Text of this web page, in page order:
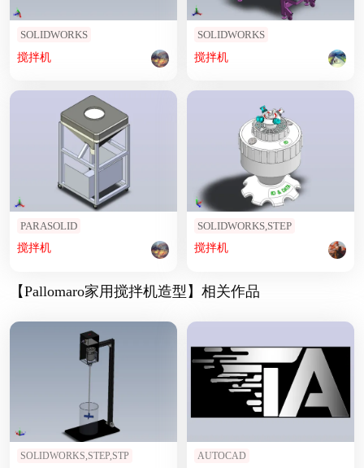
SOLIDWORKS
搅拌机
SOLIDWORKS
搅拌机
PARASOLID
搅拌机
SOLIDWORKS,STEP
搅拌机
【Pallomaro家用搅拌机造型】相关作品
SOLIDWORKS,STEP,STP AUTOCAD